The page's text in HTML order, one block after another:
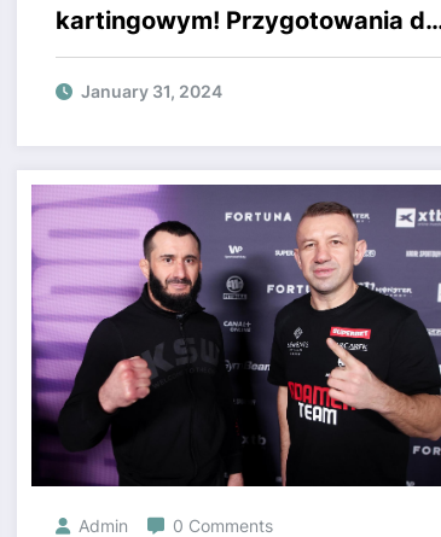
kartingowym! Przygotowania do
kolejnego turnieju w pełnym
rozkwicie!
January 31, 2024
Admin 0 Comments